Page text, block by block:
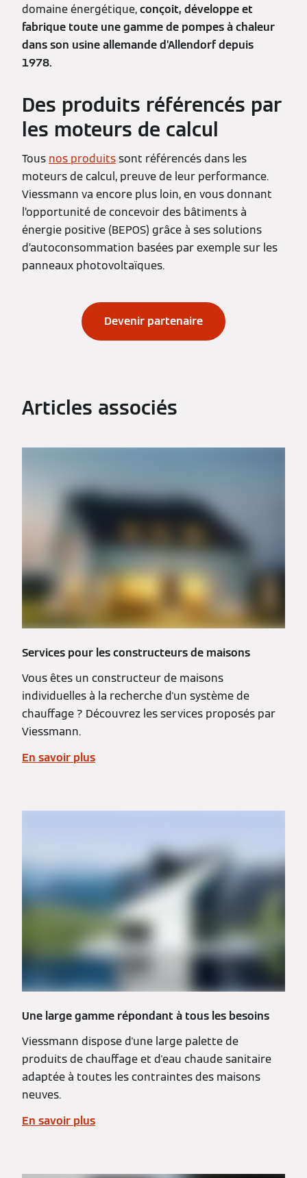
domaine énergétique,conçoit, développe et
fabrique toute une gamme de pompes à chaleur
dans son usine allemande d’Allendorf depuis
1978.
Des produits référencés par
les moteurs de calcul
Tous nos produitssont référencés dans les
moteurs de calcul, preuve de leur performance.
Viessmann va encore plus loin, en vous donnant
l’opportunité de concevoir des bâtiments à
énergie positive (BEPOS) grâce à ses solutions
d’autoconsommation basées par exemple sur les
panneaux photovoltaïques.
Devenir partenaire
Articles associés
Services pour les constructeurs de maisons
Vous êtes un constructeur de maisons
individuelles à la recherche d'un système de
chauffage ? Découvrez les services proposés par
Viessmann.
En savoir plus
Une large gamme répondant à tous les besoins
Viessmann dispose d'une large palette de
produits de chauffage et d'eau chaude sanitaire
adaptée à toutes les contraintes des maisons
neuves.
En savoir plus